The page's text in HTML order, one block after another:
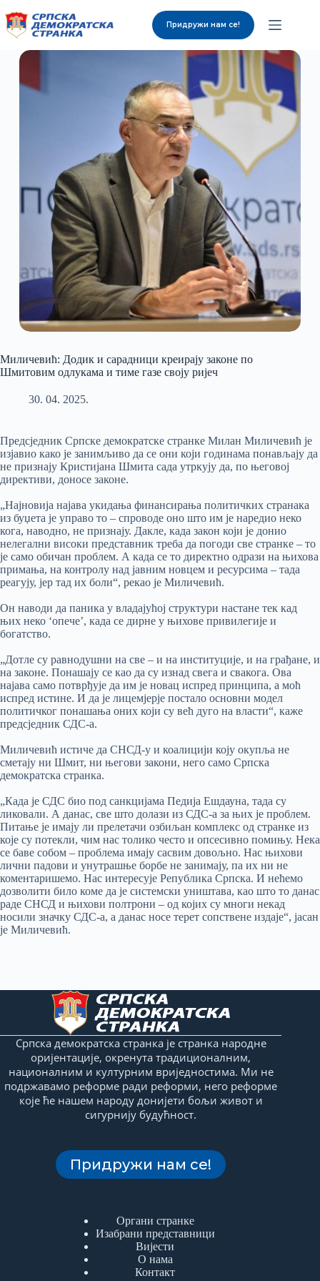
Изабрани представници
Придружи нам се!
Миличевић: Додик и сарадници креирају законе по
Шмитовим одлукама и тиме газе своју ријеч
30. 04. 2025.
Предсједник Српске демократске странке Милан Миличевић је
изјавио како је занимљиво да се они који годинама понављају да
не признају Кристијана Шмита сада утркују да, по његовој
директиви, доносе законе.
„Најновија најава укидања финансирања политичких странака
из буџета је управо то – спроводе оно што им је наредио неко
кога, наводно, не признају. Дакле, када закон који је донио
нелегални високи представник треба да погоди све странке – то
је само обичан проблем. А када се то директно одрази на њихова
примања, на контролу над јавним новцем и ресурсима – тада
реагују, јер тад их боли“, рекао је Миличевић.
Он наводи да паника у владајућој структури настане тек кад
њих неко ‘опече’, када се дирне у њихове привилегије и
богатство.
„Дотле су равнодушни на све – и на институције, и на грађане, и
на законе. Понашају се као да су изнад свега и свакога. Ова
најава само потврђује да им је новац испред принципа, а моћ
испред истине. И да је лицемјерје постало основни модел
политичког понашања оних који су већ дуго на власти“, каже
предсједник СДС-а.
Миличевић истиче да СНСД-у и коалицији коју окупља не
сметају ни Шмит, ни његови закони, него само Српска
демократска странка.
„Када је СДС био под санкцијама Педија Ешдауна, тада су
ликовали. А данас, све што долази из СДС-а за њих је проблем.
Питање је имају ли прелетачи озбиљан комплекс од странке из
које су потекли, чим нас толико често и опсесивно помињу. Нека
се баве собом – проблема имају сасвим довољно. Нас њихови
лични падови и унутрашње борбе не занимају, па их ни не
коментаришемо. Нас интересује Република Српска. И нећемо
дозволити било коме да је системски уништава, као што то данас
раде СНСД и њихови полтрони – од којих су многи некад
носили значку СДС-а, а данас носе терет сопствене издаје“, јасан
је Миличевић.
Српска демократска странка је странка народне
оријентације, окренута традиционалним,
националним и културним вриједностима. Ми не
подржавамо реформе ради реформи, него реформе
које ће нашем народу донијети бољи живот и
сигурнију будућност.
Придружи нам се!
Органи странке
Изабрани представници
Вијести
О нама
Контакт